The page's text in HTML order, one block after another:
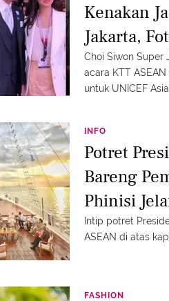
Kenakan
Jakarta,
Pejabat
Choi Siwon Super
acara KTT
untuk UNICEF
INFO
Potret
Bareng
Phinisi
Intip potret
ASEAN di atas
FASHION